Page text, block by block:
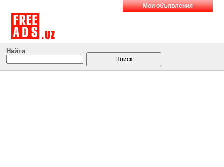
Мои объявления
Найти